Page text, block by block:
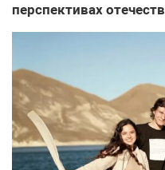
перспективах